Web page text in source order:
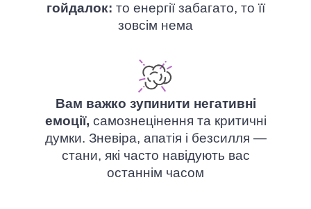
гойдалок: то енергії забагато, то її
зовсім нема
Вам важко зупинити негативні
емоції, самознецінення та критичні
думки. Зневіра, апатія і безсилля —
стани, які часто навідують вас
останнім часом